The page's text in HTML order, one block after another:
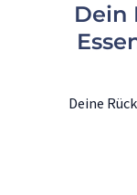
Dein
Deine